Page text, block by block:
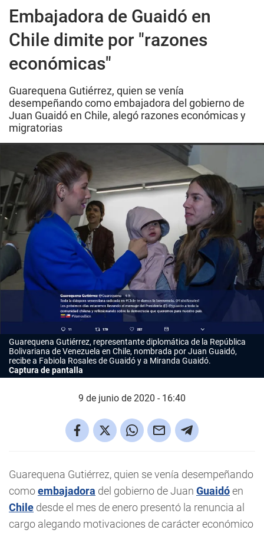
Embajadora de Guaidó en
Chile dimite por "razones
económicas"
Guarequena Gutiérrez, quien se venía
desempeñando como embajadora del gobierno de
Juan Guaidó en Chile, alegó razones económicas y
migratorias
Guarequena Gutiérrez, representante diplomática de la República
Bolivariana de Venezuela en Chile, nombrada por Juan Guaidó,
recibe a Fabiola Rosales de Guaidó y a Miranda Guaidó.
Captura de pantalla
9 de junio de 2020 - 16:40
Guarequena Gutiérrez, quien se venía desempeñando
comoembajadora del gobierno de Juan Guaidóen
Chile desde el mes de enero presentó la renuncia al
cargo alegando motivaciones de carácter económico